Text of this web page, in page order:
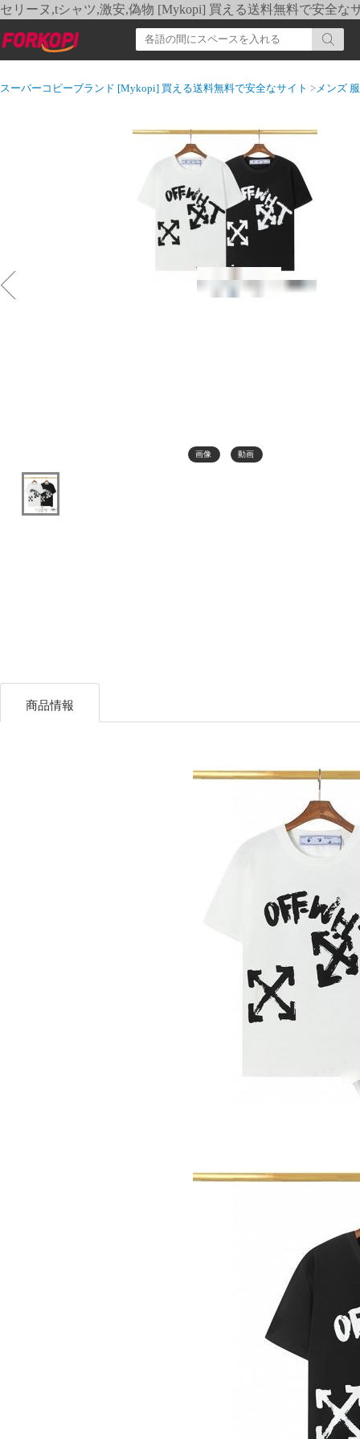
セリーヌ,tシャツ,激安,偽物 [Mykopi] 買える送料無料で安全な
スーパーコピーブランド [Mykopi] 買える送料無料で安全なサイト >メンズ 服
画像 動画
商品情報